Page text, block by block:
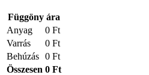
Függöny ára
Anyag
0 Ft
Varrás
0 Ft
Behúzás 0 Ft
Összesen 0 Ft